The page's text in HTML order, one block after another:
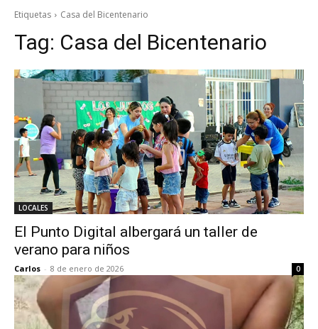
Etiquetas Casa del Bicentenario
Tag: Casa del Bicentenario
LOCALES
El Punto Digital albergará un taller de
verano para niños
Carlos - 8 de enero de 2026 0